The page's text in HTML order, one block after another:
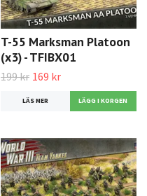
T-55 Marksman Platoon
(x3) - TFIBX01
199 kr 169 kr
LÄS MER